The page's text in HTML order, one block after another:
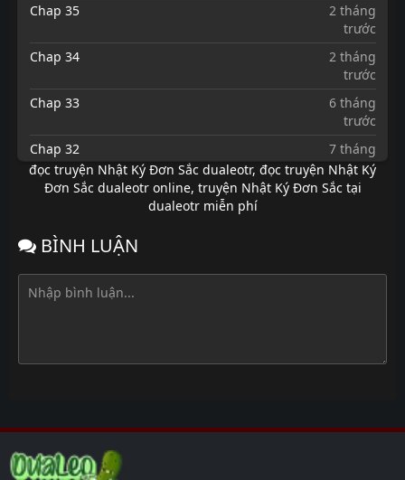
Chap 35
2 tháng
trước
Chap 34
2 tháng
trước
Chap 33
6 tháng
trước
Chap 32
7 tháng
trước
Chap 31
7 tháng
Chap 30
Chap 29
Chap 26
7 tháng
Chap 25
đọc truyện Nhật Ký Đơn Sắc dualeotr, đọc truyện Nhật Ký
Đơn Sắc dualeotr online, truyện Nhật Ký Đơn Sắc tại
dualeotr miễn phí
BÌNH LUẬN